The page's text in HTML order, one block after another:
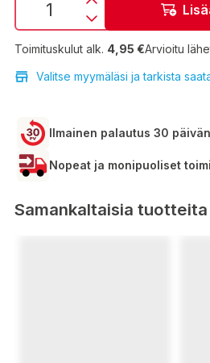
Toimituskulut alk. 4,95 €Arvioitu
Valitse myymäläsi ja tarkista
Ilmainen palautus 30
Nopeat ja monipuoliset
Samankaltaisia tuotteita